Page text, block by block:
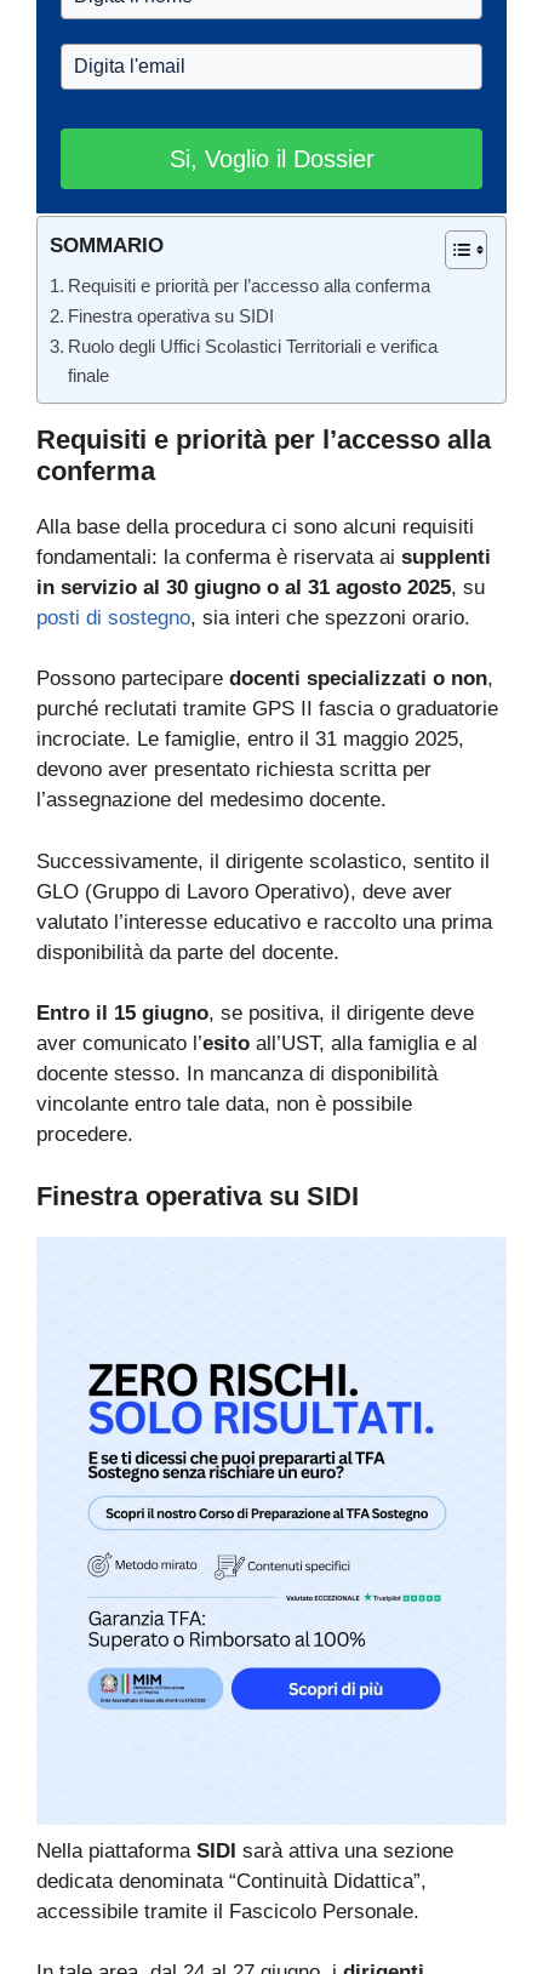
Si, Voglio il Dossier
SOMMARIO
Requisiti e priorità per l’accesso alla conferma
Finestra operativa su SIDI
Ruolo degli Uffici Scolastici Territoriali e verifica
finale
Requisiti e priorità per l’accesso alla
conferma
Alla base della procedura ci sono alcuni requisiti
fondamentali: la conferma è riservata ai supplenti
in servizio al 30 giugno o al 31 agosto 2025, su
posti di sostegno, sia interi che spezzoni orario.
Possono partecipare docenti specializzati o non,
purché reclutati tramite GPS II fascia o graduatorie
incrociate. Le famiglie, entro il 31 maggio 2025,
devono aver presentato richiesta scritta per
l’assegnazione del medesimo docente.
Successivamente, il dirigente scolastico, sentito il
GLO (Gruppo di Lavoro Operativo), deve aver
valutato l’interesse educativo e raccolto una prima
disponibilità da parte del docente.
Entro il 15 giugno, se positiva, il dirigente deve
aver comunicato l’esito all’UST, alla famiglia e al
docente stesso. In mancanza di disponibilità
vincolante entro tale data, non è possibile
procedere.
Finestra operativa su SIDI
Nella piattaforma SIDI sarà attiva una sezione
dedicata denominata “Continuità Didattica”,
accessibile tramite il Fascicolo Personale.